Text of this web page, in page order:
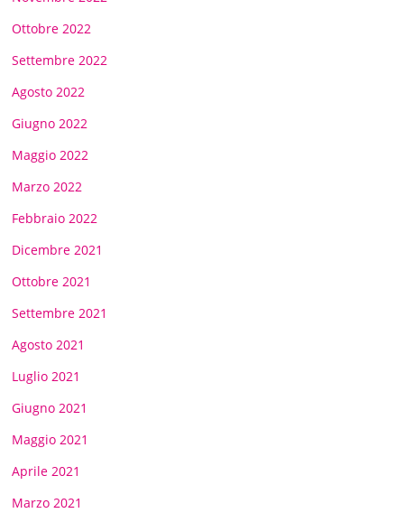
Ottobre 2022
Settembre 2022
Agosto 2022
Giugno 2022
Maggio 2022
Marzo 2022
Febbraio 2022
Dicembre 2021
Ottobre 2021
Settembre 2021
Agosto 2021
Luglio 2021
Giugno 2021
Maggio 2021
Aprile 2021
Marzo 2021